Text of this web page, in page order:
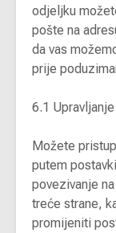
odjeljku
pošte na
da vas
prije
6.1
Možete
putem
povezivanje na
treće strane,
promijeniti